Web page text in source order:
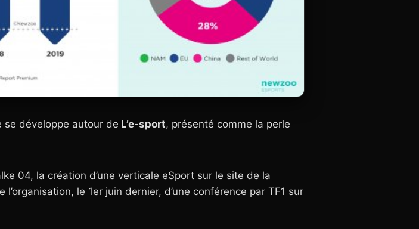
se développe autour de L’e-sport, présenté comme la perle
04, la création d’une verticale eSport sur le site de la
le 1er juin dernier, d’une conférence par TF1 sur